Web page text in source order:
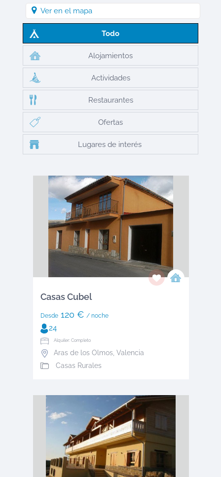
Ver en el mapa
Todo
Alojamientos
Actividades
Restaurantes
Ofertas
Lugares de interés
Casas Cubel
Desde120 € / noche
24
Alquiler: Completo
Aras de los Olmos, Valencia
Casas Rurales